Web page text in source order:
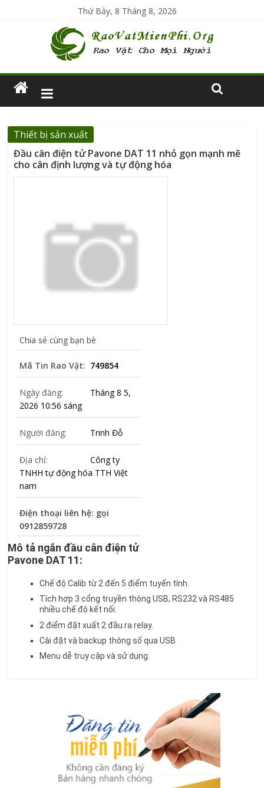
Thứ Bảy, 8 Tháng 8, 2026
Thiết bị sản xuất
Đầu cân điện tử Pavone DAT 11 nhỏ gọn mạnh mẽ
cho cân định lượng và tự động hóa
Chia sẻ cùng bạn bè
Mã Tin Rao Vặt: 749854
Ngày đăng:
Tháng 8 5,
2026 10:56 sáng
Người đăng: Trinh Đỗ
Địa chỉ:
Công ty
TNHH tự động hóa TTH Việt
nam
Điện thoại liên hệ: gọi
0912859728
Mô tả ngắn đầu cân điện tử
Pavone DAT 11:
Chế độ Calib từ 2 đến 5 điểm tuyến tính.
Tích hợp 3 cổng truyền thông USB, RS232 và RS485
nhiều chế độ kết nối.
2 điểm đặt xuất 2 đầu ra relay.
Cài đặt và backup thông số qua USB
Menu dễ truy cập và sử dụng.